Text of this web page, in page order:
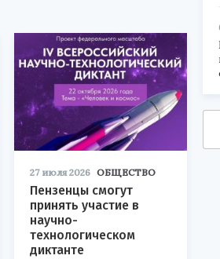
27 июля 2026 ОБЩЕСТВО
Пензенцы смогут
принять участие в
научно-
технологическом
диктанте